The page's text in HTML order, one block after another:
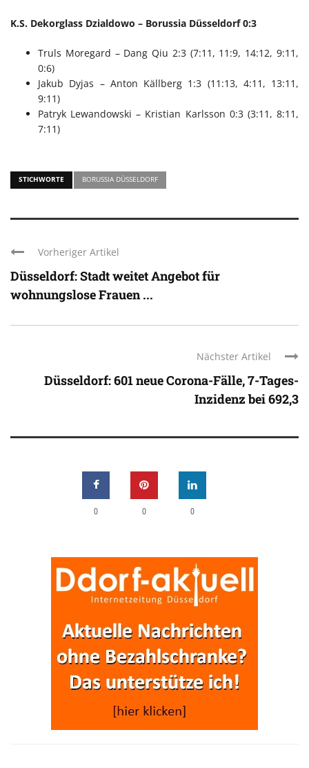
K.S. Dekorglass Dzialdowo – Borussia Düsseldorf 0:3
Truls Moregard – Dang Qiu 2:3 (7:11, 11:9, 14:12, 9:11,
0:6)
Jakub Dyjas – Anton Källberg 1:3 (11:13, 4:11, 13:11,
9:11)
Patryk Lewandowski – Kristian Karlsson 0:3 (3:11, 8:11,
7:11)
STICHWORTE BORUSSIA DÜSSELDORF
Vorheriger Artikel
Düsseldorf: Stadt weitet Angebot für
wohnungslose Frauen ...
Nächster Artikel
Düsseldorf: 601 neue Corona-Fälle, 7-Tages-
Inzidenz bei 692,3
0 0 0